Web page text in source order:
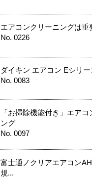
エアコンクリーニングは重
No. 0226
ダイキン エアコン Eシリー
No. 0083
「お掃除機能付き」エア
ング
No. 0097
富士通ノクリアエアコン
規...